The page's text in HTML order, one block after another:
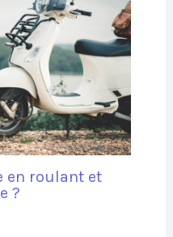
en roulant et
?